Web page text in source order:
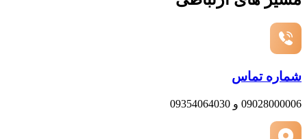
شماره تماس
09028000006 و 09354064030